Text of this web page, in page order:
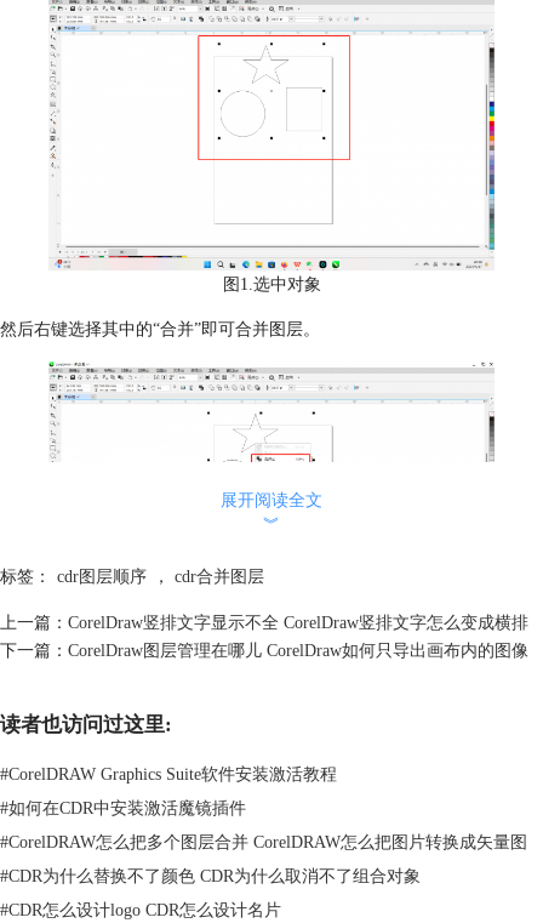
图1.选中对象
然后右键选择其中的“合并”即可合并图层。
图2.点击合并
消合并，可以再次右键点击合并后的对象，选择“拆分曲线”。
展开阅读全文
︾
标签： cdr图层顺序 ， cdr合并图层
上一篇： CorelDraw竖排文字显示不全 CorelDraw竖排文字怎么变成横排
下一篇： CorelDraw图层管理在哪儿 CorelDraw如何只导出画布内的图像
读者也访问过这里:
#CorelDRAW Graphics Suite软件安装激活教程
#如何在CDR中安装激活魔镜插件
#CorelDRAW怎么把多个图层合并 CorelDRAW怎么把图片转换成矢量图
#CDR为什么替换不了颜色 CDR为什么取消不了组合对象
#CDR怎么设计logo CDR怎么设计名片